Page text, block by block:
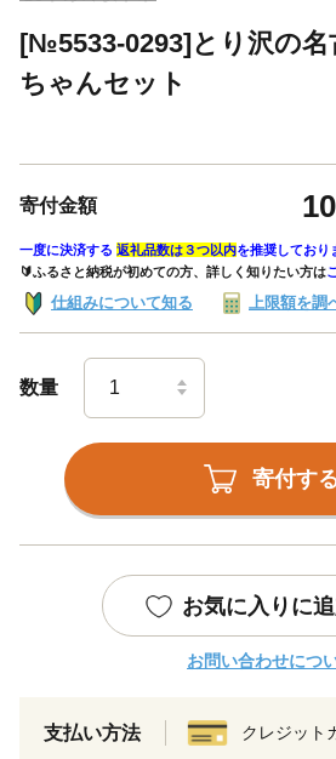
[№5533-0293]とり沢の名
ちゃんセット
寄付金額
一度に決済する 返礼品数は３つ以内を推奨しており
🔰ふるさと納税が初めての方、詳しく知りたい方は
仕組みについて知る 上限額を調
数量
寄付す
お気に入りに
お問い合わせにつ
支払い方法 クレジット